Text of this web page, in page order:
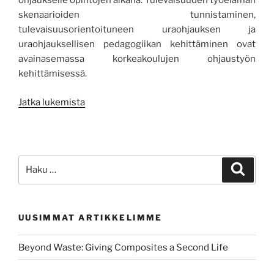
skenaarioiden tunnistaminen,
tulevaisuusorientoituneen uraohjauksen ja
uraohjauksellisen pedagogiikan kehittäminen ovat
avainasemassa korkeakoulujen ohjaustyön
kehittämisessä.
Jatka lukemista”Uraohjaus
UUSIMMAT ARTIKKELIMME
Beyond Waste: Giving Composites a Second Life